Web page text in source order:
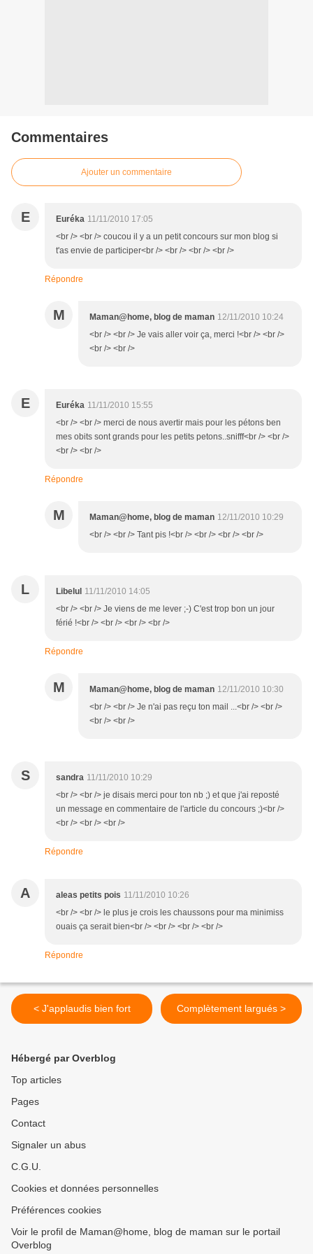
Commentaires
Ajouter un commentaire
E Euréka 11/11/2010 17:05
<br /> <br /> coucou il y a un petit concours sur mon blog si
t'as envie de participer<br /> <br /> <br /> <br />
Répondre
M Maman@home, blog de maman 12/11/2010 10:24
<br /> <br /> Je vais aller voir ça, merci !<br /> <br />
<br /> <br />
E Euréka 11/11/2010 15:55
<br /> <br /> merci de nous avertir mais pour les pétons ben
mes obits sont grands pour les petits petons..snifff<br /> <br />
<br /> <br />
Répondre
M Maman@home, blog de maman 12/11/2010 10:29
<br /> <br /> Tant pis !<br /> <br /> <br /> <br />
L Libelul 11/11/2010 14:05
<br /> <br /> Je viens de me lever ;-) C'est trop bon un jour
férié !<br /> <br /> <br /> <br />
Répondre
M Maman@home, blog de maman 12/11/2010 10:30
<br /> <br /> Je n'ai pas reçu ton mail ...<br /> <br />
<br /> <br />
S sandra 11/11/2010 10:29
<br /> <br /> je disais merci pour ton nb ;) et que j'ai reposté
un message en commentaire de l'article du concours ;)<br />
<br /> <br /> <br />
Répondre
A aleas petits pois 11/11/2010 10:26
<br /> <br /> le plus je crois les chaussons pour ma minimiss
ouais ça serait bien<br /> <br /> <br /> <br />
Répondre
< J'applaudis bien fort Complètement largués >
Hébergé par Overblog
Top articles
Pages
Contact
Signaler un abus
C.G.U.
Cookies et données personnelles
Préférences cookies
Voir le profil de Maman@home, blog de maman sur le portail
Overblog